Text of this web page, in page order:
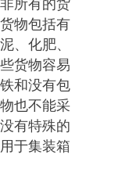
物包括有
、化肥、
货物容易
和没有包
也不能采
有特殊的
于集装箱